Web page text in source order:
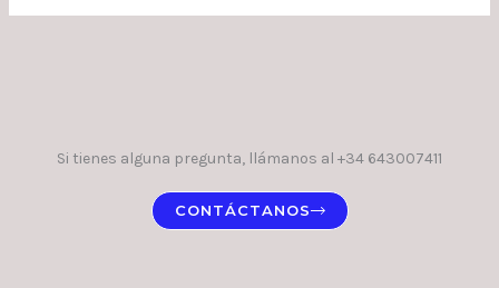
Si tienes alguna pregunta, llámanos al +34 643007411
CONTÁCTANOS